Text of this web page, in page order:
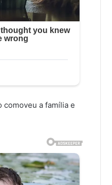
comoveu a família e